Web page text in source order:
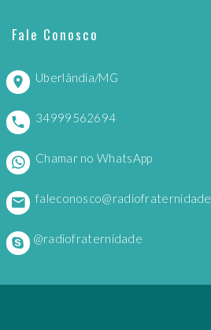
Fale Conosco
Uberlândia/MG
34999562694
Chamar no WhatsApp
@radiofraternidade